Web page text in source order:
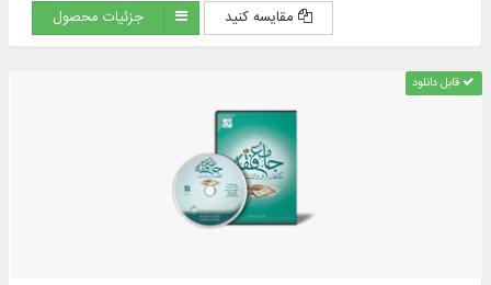
مقایسه کنید جزئیات محصول
قابل دانلود